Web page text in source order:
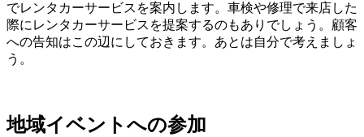
でレンタカーサービスを案内します。車検や修理で来店した
際にレンタカーサービスを提案するのもありでしょう。顧客
への告知はこの辺にしておきます。あとは自分で考えましょ
う。
地域イベントへの参加